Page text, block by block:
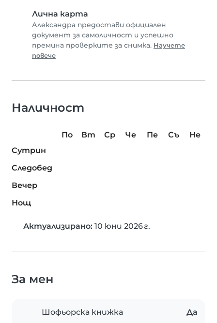
Лична карта
Александра предостави официален
документ за самоличност и успешно
премина проверките за снимка. Научете
повече
Наличност
По Вт Ср Че Пе Съ
Не
Сутрин
Следобед
Вечер
Нощ
Актуализирано: 10 юни 2026 г.
За мен
Шофьорска книжка Да